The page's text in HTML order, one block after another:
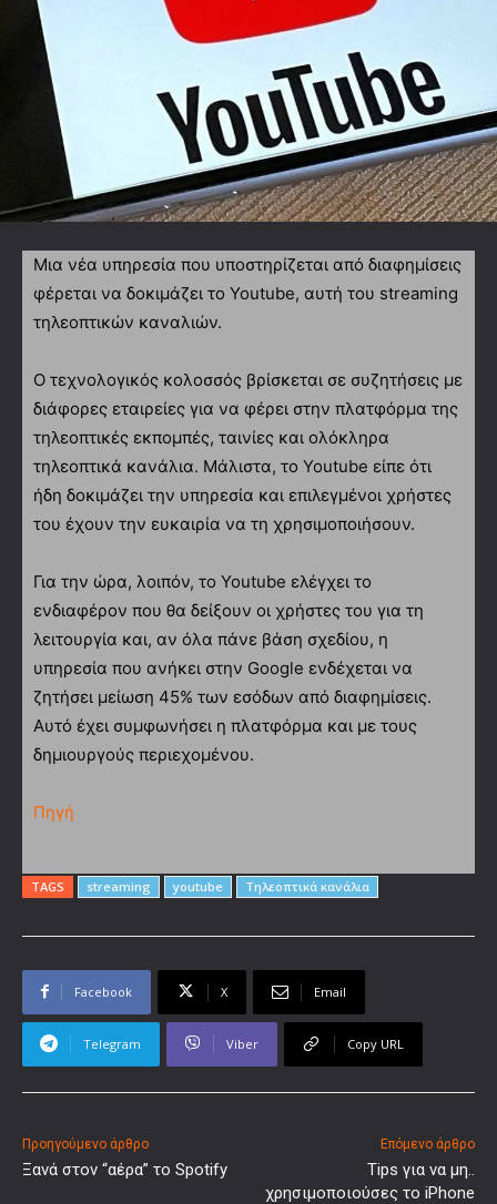
Mια νέα υπηρεσία που υποστηρίζεται από διαφημίσεις
φέρεται να δοκιμάζει το Youtube, αυτή του streaming
τηλεοπτικών καναλιών.
Ο τεχνολογικός κολοσσός βρίσκεται σε συζητήσεις με
διάφορες εταιρείες για να φέρει στην πλατφόρμα της
τηλεοπτικές εκπομπές, ταινίες και ολόκληρα
τηλεοπτικά κανάλια. Μάλιστα, το Youtube είπε ότι
ήδη δοκιμάζει την υπηρεσία και επιλεγμένοι χρήστες
του έχουν την ευκαιρία να τη χρησιμοποιήσουν.
Για την ώρα, λοιπόν, το Youtube ελέγχει το
ενδιαφέρον που θα δείξουν οι χρήστες του για τη
λειτουργία και, αν όλα πάνε βάση σχεδίου, η
υπηρεσία που ανήκει στην Google ενδέχεται να
ζητήσει μείωση 45% των εσόδων από διαφημίσεις.
Αυτό έχει συμφωνήσει η πλατφόρμα και με τους
δημιουργούς περιεχομένου.
Πηγή
TAGS streaming youtube Τηλεοπτικά κανάλια
Facebook X Email
Telegram Viber Copy URL
Προηγούμενο άρθρο
Ξανά στον “αέρα” το Spotify
Επόμενο άρθρο
Τips για να μη..
χρησιμοποιούσες το iPhone